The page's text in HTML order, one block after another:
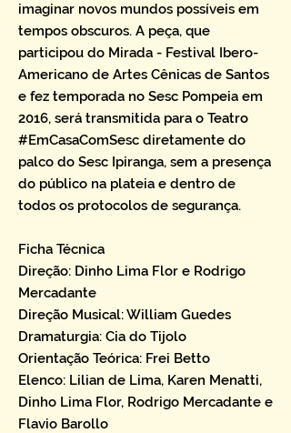
imaginar novos mundos possíveis em
tempos obscuros. A peça, que
participou do Mirada - Festival Ibero-
Americano de Artes Cênicas de Santos
e fez temporada no Sesc Pompeia em
2016, será transmitida para o Teatro
#EmCasaComSesc diretamente do
palco do Sesc Ipiranga, sem a presença
do público na plateia e dentro de
todos os protocolos de segurança.
Ficha Técnica
Direção: Dinho Lima Flor e Rodrigo
Mercadante
Direção Musical: William Guedes
Dramaturgia: Cia do Tijolo
Orientação Teórica: Frei Betto
Elenco: Lilian de Lima, Karen Menatti,
Dinho Lima Flor, Rodrigo Mercadante e
Flavio Barollo